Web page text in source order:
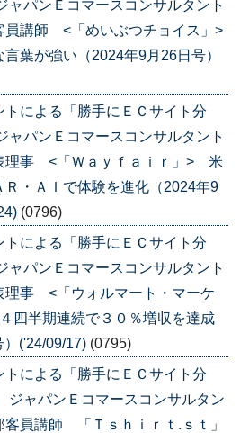
パンＥコマースコンサルタント
講師 <「めいぶつチョイス」>
葉が強い（2024年9月26日号）
トによる「勝手にＥＣサイト分
パンＥコマースコンサルタント
理事 <「Ｗａｙｆａｉｒ」> 米
Ｒ・ＡＩで体験を進化（2024年9
(0796)
トによる「勝手にＥＣサイト分
パンＥコマースコンサルタント
事 <「ウォルマート・マーケ
四半期連続で３０％増収を達成
）('24/09/17) (0795)
トによる「勝手にＥＣサイト分
ャパンＥコマースコンサルタン
員講師 「Ｔｓｈｉｒｔ.ｓｔ」